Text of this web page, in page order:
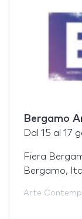
Bergamo
Dal 15 al 17
Fiera
Bergamo,
Arte